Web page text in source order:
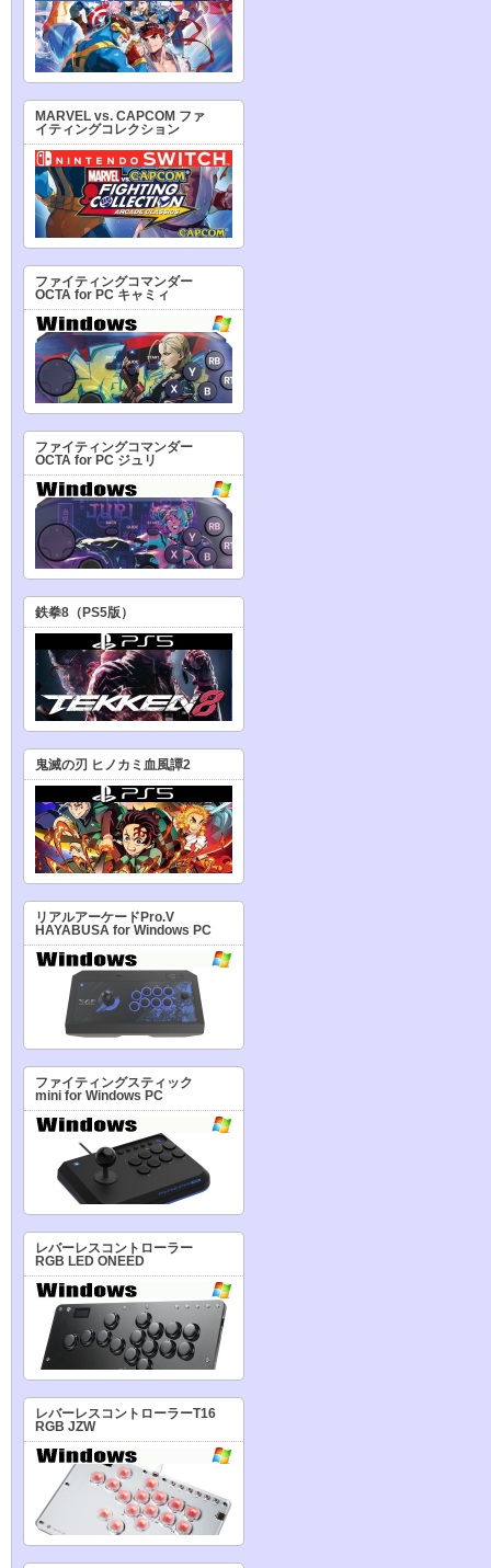
MARVEL vs. CAPCOM ファ
イティングコレクション
ファイティングコマンダー
OCTA for PC キャミィ
ファイティングコマンダー
OCTA for PC ジュリ
鉄拳8（PS5版）
鬼滅の刃 ヒノカミ血風譚2
リアルアーケードPro.V
HAYABUSA for Windows PC
ファイティングスティック
mini for Windows PC
レバーレスコントローラー
RGB LED ONEED
レバーレスコントローラーT16
RGB JZW